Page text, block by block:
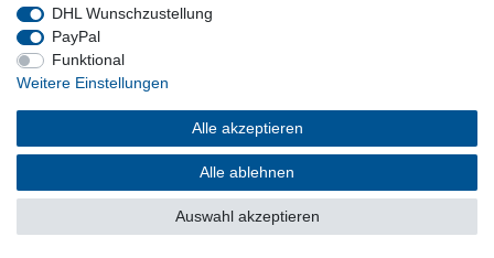
Top-Artikel
DHL Wunschzustellung
PayPal
Funktional
Weitere Einstellungen
Alle akzeptieren
Alle ablehnen
Auswahl akzeptieren